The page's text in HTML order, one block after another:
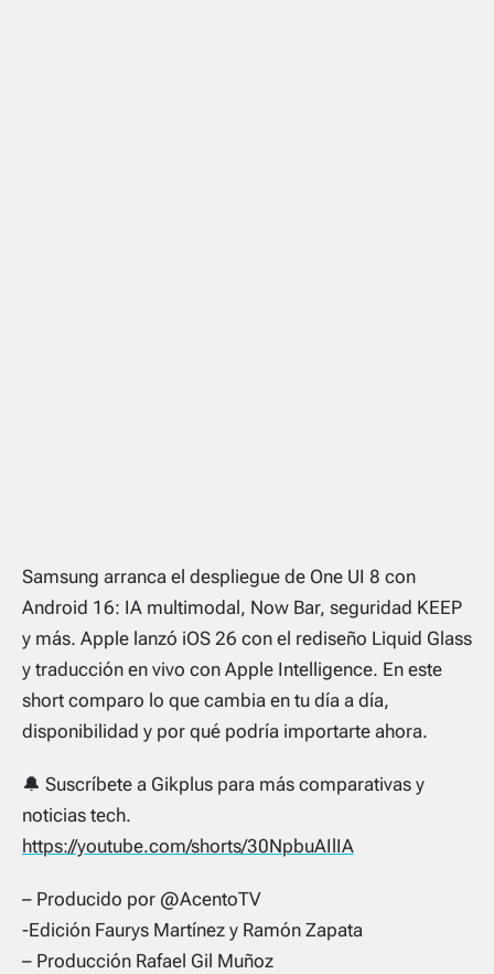
Samsung arranca el despliegue de One UI 8 con
Android 16: IA multimodal, Now Bar, seguridad KEEP
y más. Apple lanzó iOS 26 con el rediseño Liquid Glass
y traducción en vivo con Apple Intelligence. En este
short comparo lo que cambia en tu día a día,
disponibilidad y por qué podría importarte ahora.
🔔 Suscríbete a Gikplus para más comparativas y
noticias tech.
https://youtube.com/shorts/30NpbuAIlIA
– Producido por @AcentoTV
-Edición Faurys Martínez y Ramón Zapata
– Producción Rafael Gil Muñoz